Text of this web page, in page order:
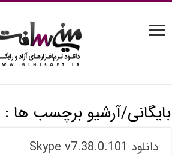
بایگانی/آرشیو برچسب ها :
دانلود Skype v7.38.0.101